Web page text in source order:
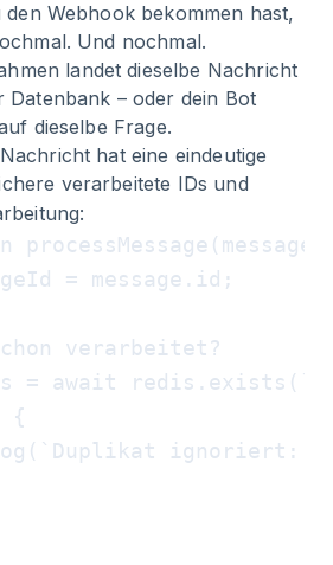
Webhook bekommen hast,
Und nochmal.
landet dieselbe Nachricht
Datenbank – oder dein Bot
dieselbe Frage.
hat eine eindeutige
verarbeitete IDs und
= message.id;
verarbeitet?
= await
{
ignoriert: